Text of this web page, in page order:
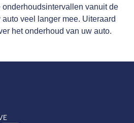
vanuit de
veel langer mee. Uiteraard
het onderhoud van uw auto.